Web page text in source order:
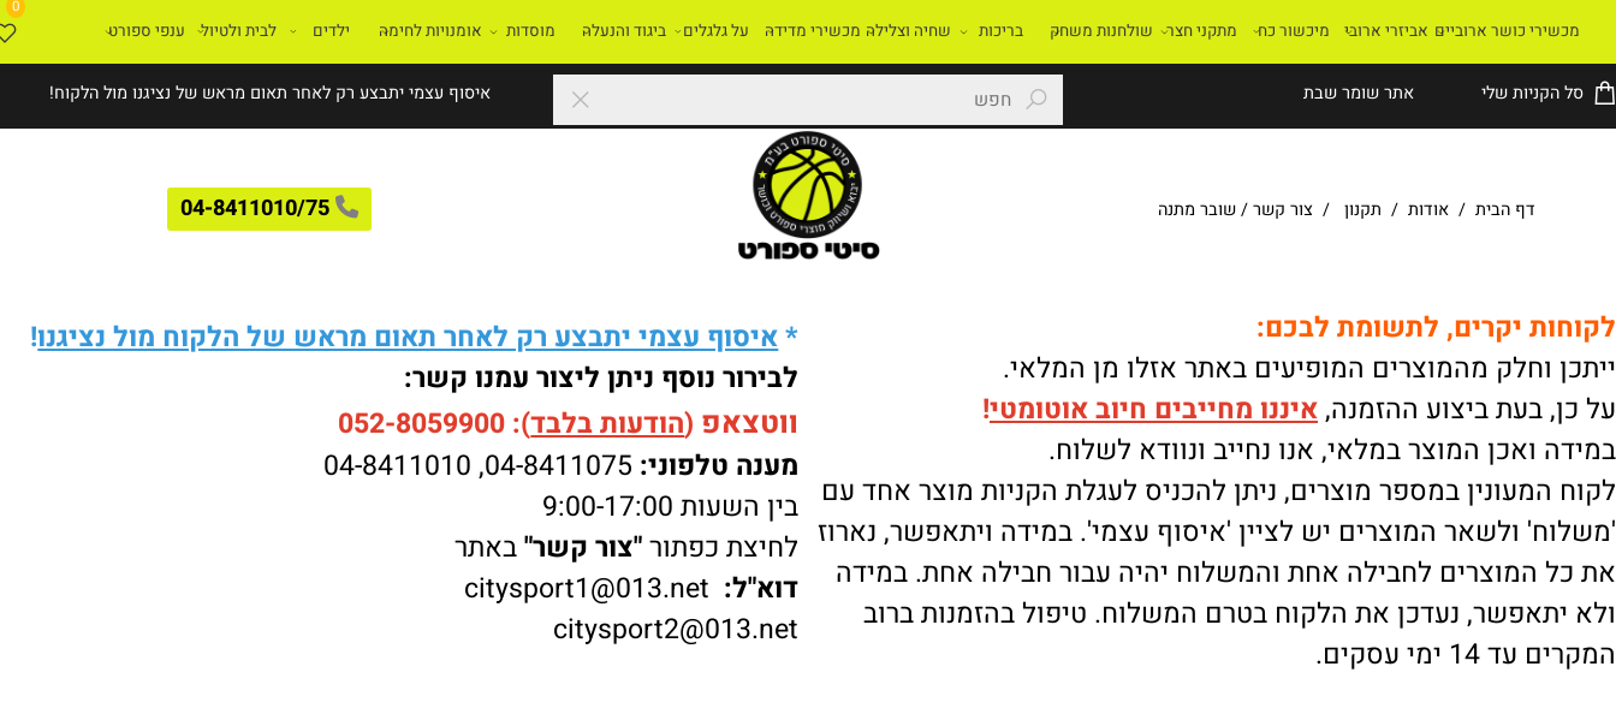
שלי אתר שומר שבת איסוף עצמי יתבצע רק לאחר תאום מראש של נציגנו מול הלקוח!
דף הבית/אודות /תקנון /צור קשר/ שובר מתנה 04-8411010/75
0
כושר ארוביים אביזרי ארובי מיכשור כח מתקני חצר שולחנות משחק בריכות שחיה וצלילה מכשירי מדידה על גלגלים ביגוד והנעלה מוסדות אומנויות לחימה ילדים לבית ולטיול ענפי ספורט
יקרים, לתשומת לבכם:
וחלק מהמוצרים המופיעים באתר אזלו מן המלאי.
בעת ביצוע ההזמנה,איננומחייבים חיוב אוטומטי!
המוצר במלאי, אנו נחייב ונוודא לשלוח.
במספר מוצרים, ניתן להכניס לעגלת הקניות מוצר אחד עם
ולשאר המוצרים יש לציין 'איסוף עצמי'. במידה ויתאפשר, נארוז
לחבילה אחת והמשלוח יהיה עבור חבילה אחת. במידה
נעדכן את הלקוח בטרם המשלוח. טיפול בהזמנות ברוב
עסקים.
איסוף עצמי יתבצע רק לאחר תאום מראש של הלקוח מול נציגנו!
לבירור נוסף ניתן ליצור עמנו קשר:
ווטצאפ (הודעות בלבד):
052-8059900
מענה טלפוני:04-8411075
,
04-8411010
בין השעות 9:00-17:00
לחיצת כפתור "צור קשר"באתר
דוא"ל:citysport1@013.net
citysport2@013.net